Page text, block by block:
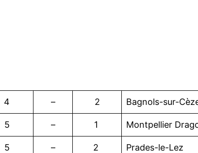
4 – 2 Bagnols-sur-
5 – 1 Montpellier
5 – 2 Prades-le-Lez